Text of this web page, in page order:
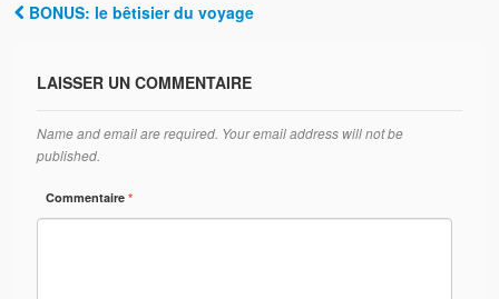
Post navigation
BONUS: le bêtisier du voyage
LAISSER UN COMMENTAIRE
Name and email are required. Your email address will not be
published.
Commentaire*